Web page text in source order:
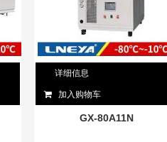
详细信息
加入购物车
GX-80A11N
制冷制热
泄露检查
2577